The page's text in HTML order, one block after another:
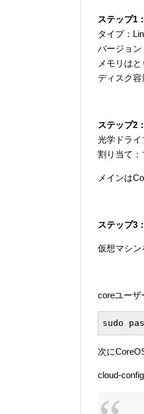
ステップ1
タイプ：
バージョン
メモリは
ディスク
ステップ2
光学ドライ
割り当て：
メインは
ステップ3
仮想マシン
coreユーザ
sudo
次に
cloud-